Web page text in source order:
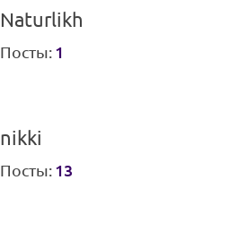
Naturlikh
Посты: 1
nikki
Посты: 13